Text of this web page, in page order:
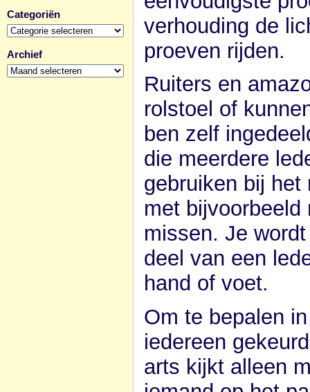
Categoriën
Categoriën
Archief
Archief
verhouding de
proeven rijden.
Ruiters en
rolstoel of
ben zelf
die meerdere
gebruiken bij het
met
missen. Je
deel van een
hand of voet.
Om te bepalen
iedereen
arts kijkt alleen